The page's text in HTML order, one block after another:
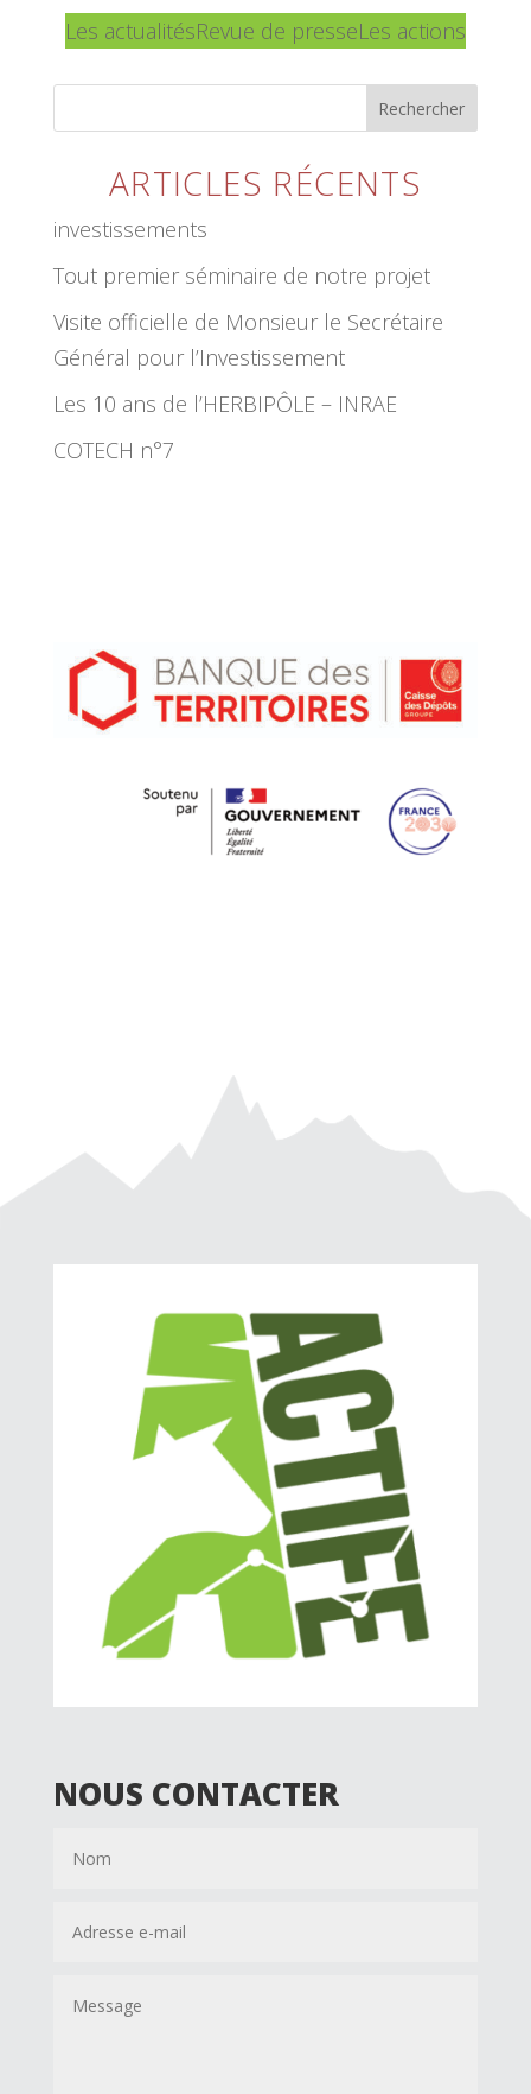
Les actualitésRevue de presseLes actions
Rechercher
ARTICLES RÉCENTS
investissements
Tout premier séminaire de notre projet
Visite officielle de Monsieur le Secrétaire
Général pour l’Investissement
Les 10 ans de l’HERBIPÔLE – INRAE
COTECH n°7
NOUS CONTACTER